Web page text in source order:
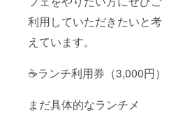
利用していただきたいと考
えています。
☕️ランチ利用券（3,000円）
まだ具体的なランチメ